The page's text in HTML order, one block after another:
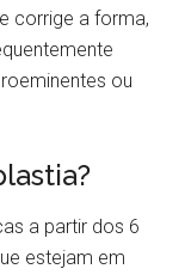
corrige a forma,
ou
a partir dos 6
estejam em